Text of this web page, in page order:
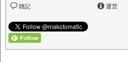
雑記
運営